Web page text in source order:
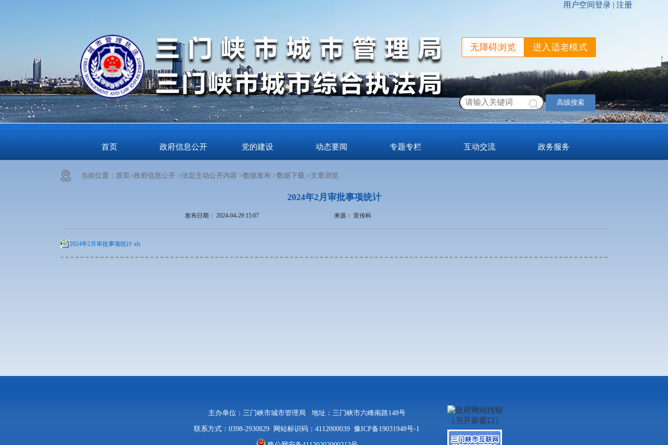
无障碍浏览 进入适老模式
高级搜索
首页 政府信息公开 党的建设 动态要闻 专题专栏 互动交流 政务服务
当前位置： 首页>政府信息公开 >法定主动公开内容 >数据发布 >数据下载 >文章浏览
2024年2月审批事项统计
发布日期： 2024-04-29 15:07 来源： 宣传科
2024年2月审批事项统计.xls
主办单位：三门峡市城市管理局 地址：三门峡市六峰南路148号
联系方式：0398-2930829 网站标识码：4112000039 豫ICP备19031948号-1